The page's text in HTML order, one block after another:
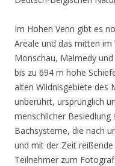
Im Hohen Venn gibt es
Areale und das mitten im
Monschau, Malmedy
bis zu 694 m hohe
alten Wildnisgebiete des
unberührt, ursprünglich
menschlicher Besiedlung
Bachsysteme, die nach
und mit der Zeit
Teilnehmer zum